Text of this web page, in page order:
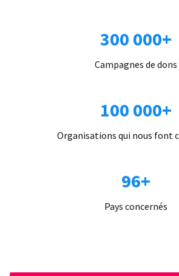
300 000+
Campagnes de dons
100 000+
Organisations qui nous font
96+
Pays concernés